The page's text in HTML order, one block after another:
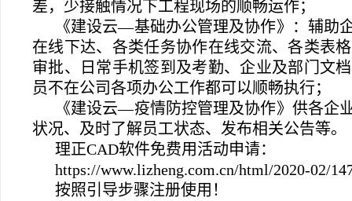
差，少接触情况下工程现场的顺畅运作；
《建设云—基础办公管理及协作》：辅助
在线下达、各类任务协作在线交流、各类表
审批、日常手机签到及考勤、企业及部门文
员不在公司各项办公工作都可以顺畅执行；
《建设云—疫情防控管理及协作》供各企
状况、及时了解员工状态、发布相关公告等。
理正CAD软件免费用活动申请：
https://www.lizheng.com.cn/html/2020-02/
按照引导步骤注册使用！